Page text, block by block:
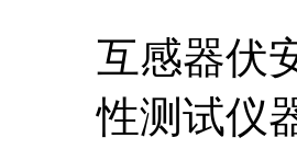
互感器伏
性测试仪